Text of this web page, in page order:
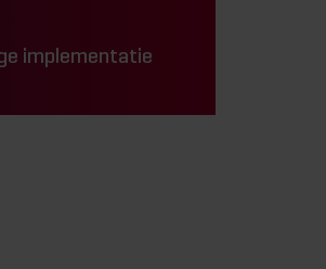
implementatie